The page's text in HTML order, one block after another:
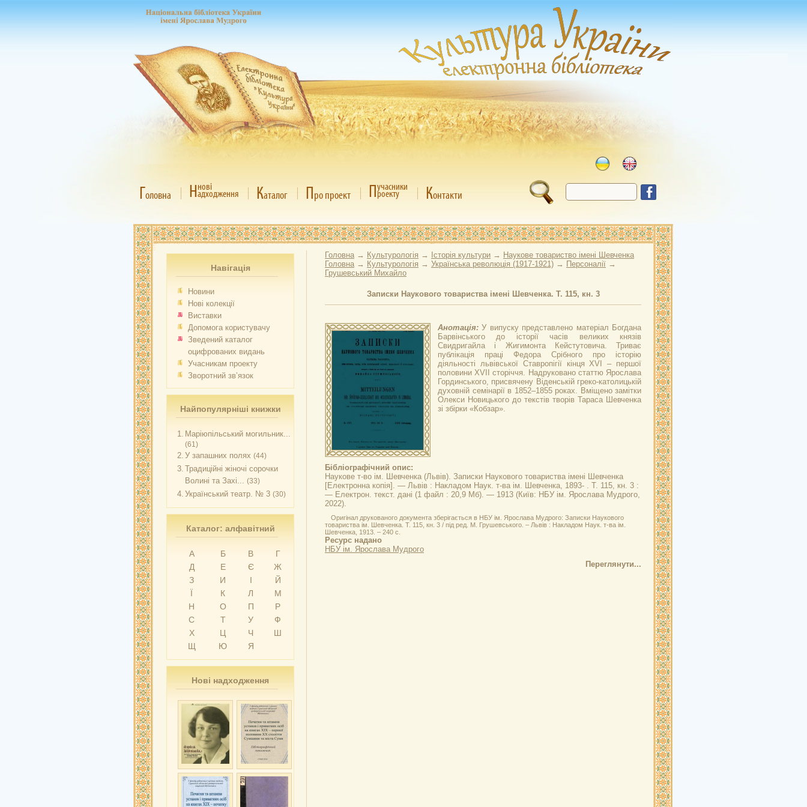
Головна Ннові
адходження Каталог Про проект Пучасники
роекту Контакти
Навігація
Новини
Нові колекції
Виставки
Допомога користувачу
Зведений каталог
оцифрованих видань
Учасникам проекту
Зворотний зв’язок
Найпопулярніші книжки
1. Маріюпільський могильник...
(61)
2. У запашних полях (44)
3. Традиційні жіночі сорочки
Волині та Захі... (33)
4. Український театр. № 3 (30)
Каталог: алфавітний
А Б В
Г
Д
Е Є
Ж
З
И І
Й
Ї
К Л
М
Н
О П
Р
С
Т У
Ф
Х
Ц Ч
Ш
Щ
Ю Я
Нові надходження
Головна → Культурологія → Історія культури → Наукове товариство імені Шевченка
Головна → Культурологія → Українська революція (1917-1921) → Персоналії →
Грушевський Михайло
Записки Наукового товариства імені Шевченка. Т. 115, кн. 3
Анотація:У випуску представлено матеріал Богдана
Барвінського до історії часів великих князів
Свидригайла і Жигимонта Кейстутовича. Триває
публікація праці Федора Срібного про історію
діяльності львівської Ставропігії кінця XVI – першої
половини XVII сторіччя. Надруковано статтю Ярослава
Гординського, присвячену Віденській греко-католицькій
духовній семінарії в 1852–1855 роках. Вміщено замітки
Олекси Новицького до текстів творів Тараса Шевченка
зі збірки «Кобзар».
Бібліографічний опис:
Наукове т-во ім. Шевченка (Львів). Записки Наукового товариства імені Шевченка
[Електронна копія]. — Львів : Накладом Наук. т-ва ім. Шевченка, 1893- . Т. 115, кн. 3 :
— Електрон. текст. дані (1 файл : 20,9 Мб). — 1913 (Київ: НБУ ім. Ярослава Мудрого,
2022).
Оригінал друкованого документа зберігається в НБУ ім. Ярослава Мудрого: Записки Наукового
товариства ім. Шевченка. Т. 115, кн. 3 / під ред. М. Грушевського. – Львів : Накладом Наук. т-ва ім.
Шевченка, 1913. – 240 с.
Ресурс надано
НБУ ім. Ярослава Мудрого
Переглянути...